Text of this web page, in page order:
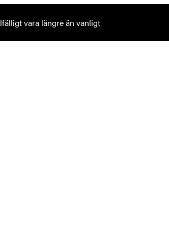
vara längre än vanligt